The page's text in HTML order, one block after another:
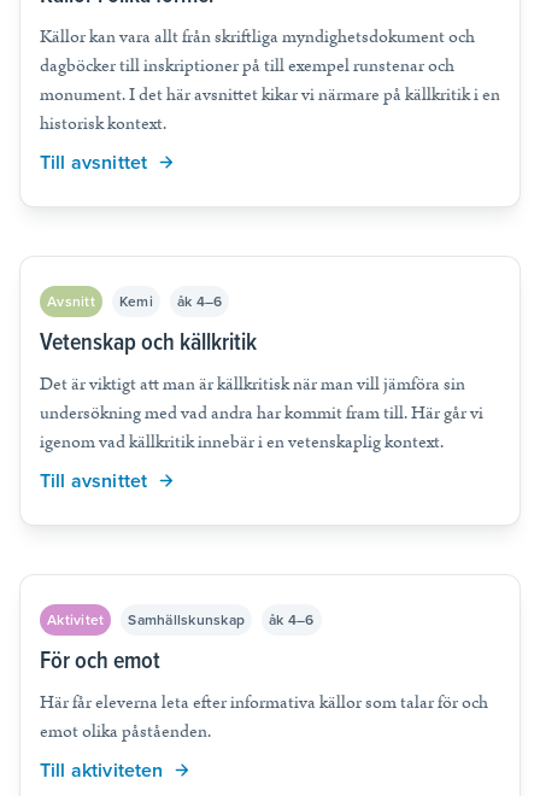
Källor kan vara allt från skriftliga myndighetsdokument och
dagböcker till inskriptioner på till exempel runstenar och
monument. I det här avsnittet kikar vi närmare på källkritik i en
historisk kontext.
Till avsnittet
Avsnitt Kemi åk 4–6
Vetenskap och källkritik
Det är viktigt att man är källkritisk när man vill jämföra sin
undersökning med vad andra har kommit fram till. Här går vi
igenom vad källkritik innebär i en vetenskaplig kontext.
Till avsnittet
Aktivitet Samhällskunskap åk 4–6
För och emot
Här får eleverna leta efter informativa källor som talar för och
emot olika påståenden.
Till aktiviteten